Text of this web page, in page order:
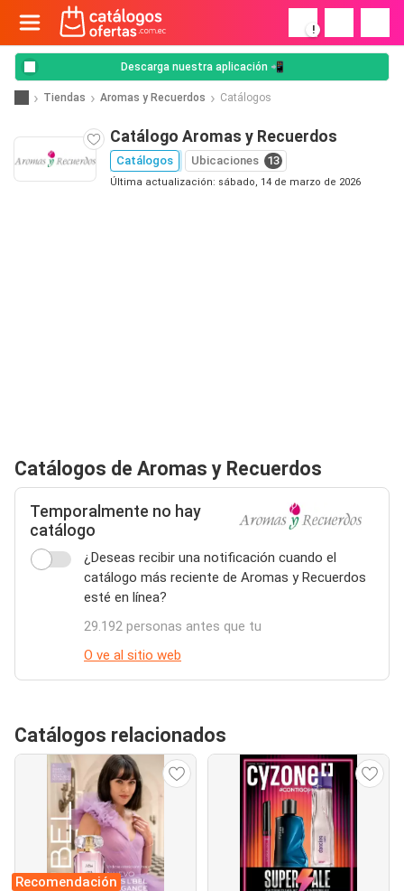
!
Descarga nuestra aplicación 📲
Tiendas Aromas y Recuerdos Catálogos
Catálogo Aromas y Recuerdos
Catálogos Ubicaciones 13
Última actualización: sábado, 14 de marzo de 2026
Catálogos de Aromas y Recuerdos
Temporalmente no hay
catálogo
¿Deseas recibir una notificación cuando el
catálogo más reciente de Aromas y Recuerdos
esté en línea?
29.192 personas antes que tu
O ve al sitio web
Catálogos relacionados
Recomendación